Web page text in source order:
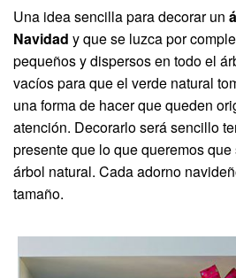
Una idea sencilla para decorar un
Navidad y que se luzca por
pequeños y dispersos en todo el
vacíos para que el verde natural
una forma de hacer que queden
atención. Decorarlo será sencillo
presente que lo que queremos
árbol natural. Cada adorno
tamaño.